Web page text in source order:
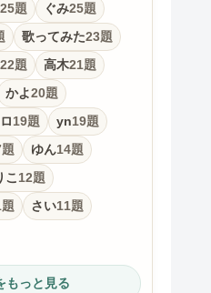
25題 ぐみ25題
歌ってみた23題
22題 高木21題
かよ20題
19題 yn19題
ゆん14題
こ 12題
さい11題
もっと見る